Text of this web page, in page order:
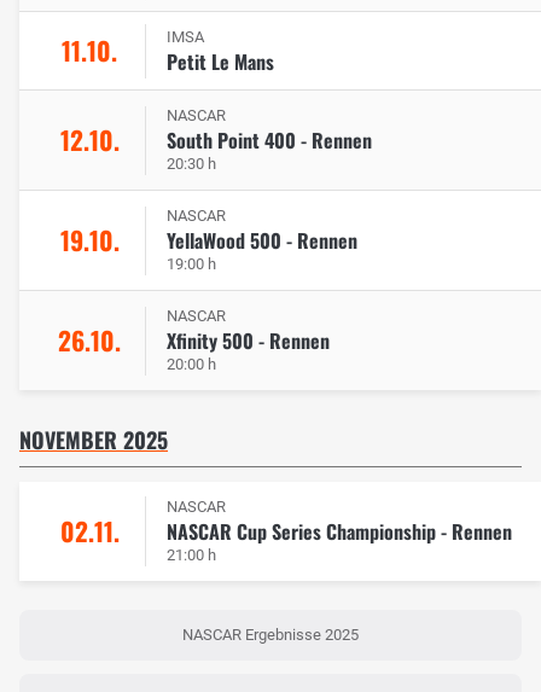
11.10. IMSA
Petit Le Mans
12.10.
NASCAR
South Point 400 - Rennen
20:30 h
19.10.
NASCAR
YellaWood 500 - Rennen
19:00 h
26.10.
NASCAR
Xfinity 500 - Rennen
20:00 h
NOVEMBER 2025
02.11.
NASCAR
NASCAR Cup Series Championship - Rennen
21:00 h
NASCAR Ergebnisse 2025